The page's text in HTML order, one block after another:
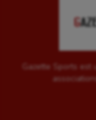
Gazette Sports